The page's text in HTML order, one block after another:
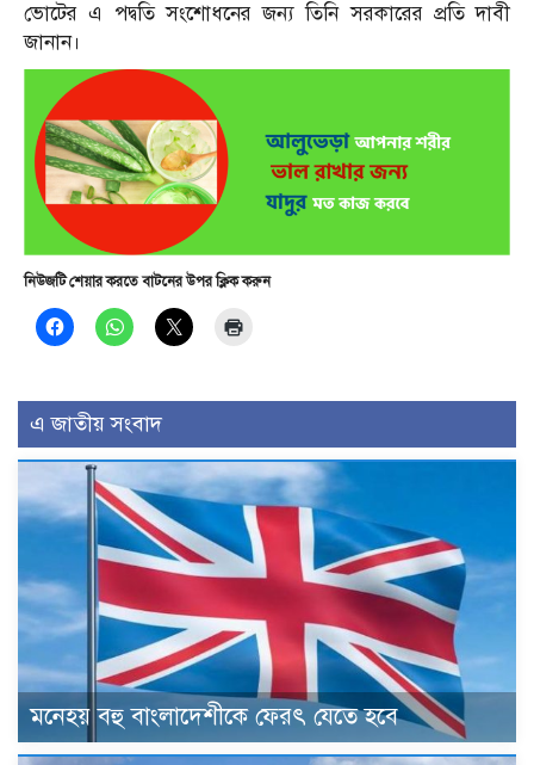
ভোটের এ পদ্বতি সংশোধনের জন্য তিনি সরকারের প্রতি দাবী
জানান।
নিউজটি শেয়ার করতে বাটনের উপর ক্লিক করুন
এ জাতীয় সংবাদ
মনেহয় বহু বাংলাদেশীকে ফেরৎ যেতে হবে